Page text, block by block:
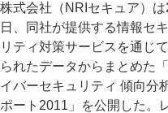
株式会社（NRIセキュア）は
日、同社が提供する情報セキ
リティ対策サービスを通じ
られたデータからまとめた
イバーセキュリティ 傾向分
ポート2011」を公開した。